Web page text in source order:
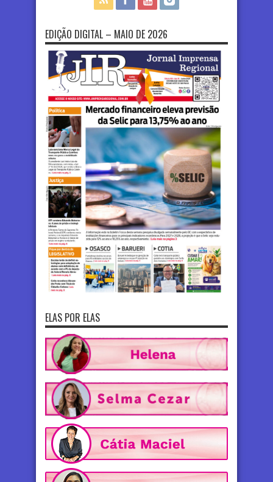
EDIÇÃO DIGITAL – MAIO DE 2026
ELAS POR ELAS